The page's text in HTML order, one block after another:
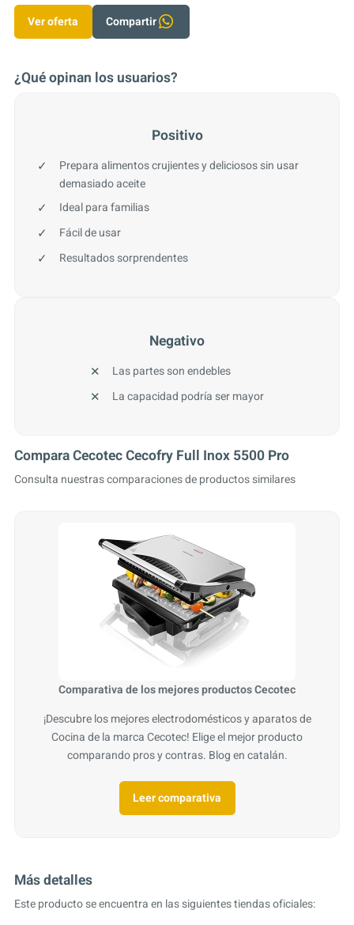
Ver oferta Compartir
¿Qué opinan los usuarios?
Positivo
Prepara alimentos crujientes y deliciosos sin usar
demasiado aceite
Ideal para familias
Fácil de usar
Resultados sorprendentes
Negativo
Las partes son endebles
La capacidad podría ser mayor
Compara Cecotec Cecofry Full Inox 5500 Pro
Consulta nuestras comparaciones de productos similares
Comparativa de los mejores productos Cecotec
¡Descubre los mejores electrodomésticos y aparatos de
Cocina de la marca Cecotec! Elige el mejor producto
comparando pros y contras. Blog en catalán.
Leer comparativa
Más detalles
Este producto se encuentra en las siguientes tiendas oficiales: